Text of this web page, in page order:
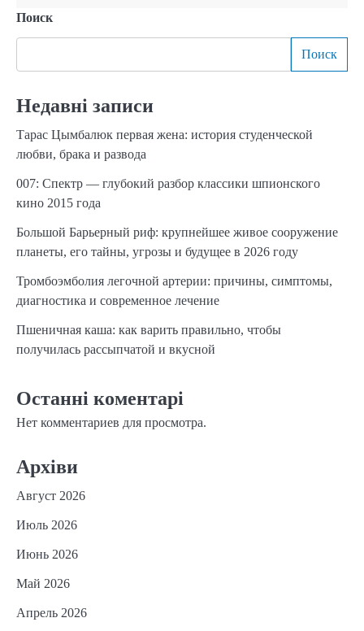
Поиск
Поиск
Недавні записи
Тарас Цымбалюк первая жена: история студенческой
любви, брака и развода
007: Спектр — глубокий разбор классики шпионского
кино 2015 года
Большой Барьерный риф: крупнейшее живое сооружение
планеты, его тайны, угрозы и будущее в 2026 году
Тромбоэмболия легочной артерии: причины, симптомы,
диагностика и современное лечение
Пшеничная каша: как варить правильно, чтобы
получилась рассыпчатой и вкусной
Останні коментарі
Нет комментариев для просмотра.
Архіви
Август 2026
Июль 2026
Июнь 2026
Май 2026
Апрель 2026